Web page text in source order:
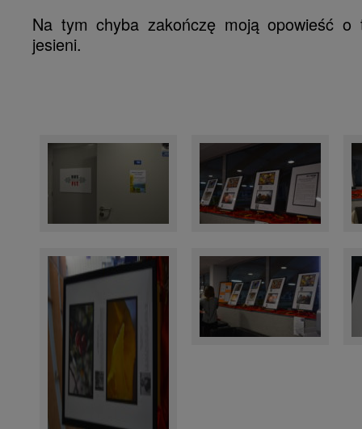
Na tym chyba zakończę moją opowieść o
jesieni.